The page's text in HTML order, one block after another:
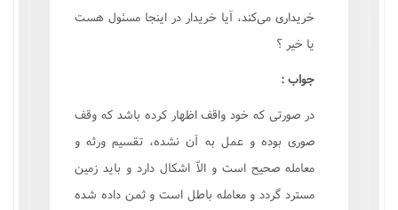
خريدارى مى‌کند، آيا خريدار در اينجا مسئول هست
يا خير ؟
جواب :
در صورتى که خود واقف اظهار کرده باشد که وقف
صورى بوده و عمل به آن نشده، تقسيم ورثه و
معامله صحيح است و الاّ اشکال دارد و بايد زمين
مسترد گردد و معامله باطل است و ثمن داده شده